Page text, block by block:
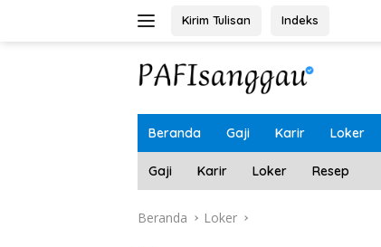
Kirim Tulisan Indeks
Beranda Gaji Karir Loker
Gaji Karir Loker Resep
Beranda Loker